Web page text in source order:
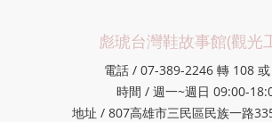
彪琥台灣鞋故事館(觀光
電話 / 07-389-2246 轉 108
時間 / 週一~週日 09:00-
地址 / 807高雄市三民區民族一路